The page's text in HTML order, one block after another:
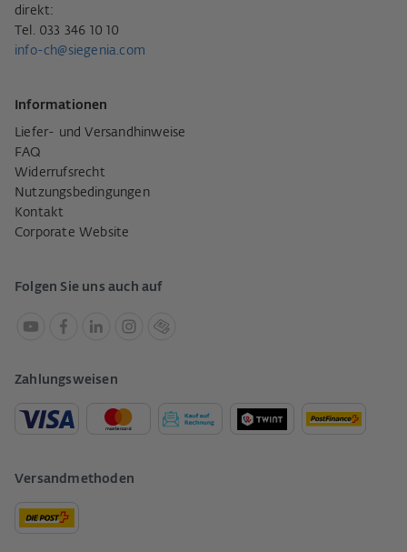
direkt:
Tel. 033 346 10 10
info-ch@siegenia.com
Informationen
Liefer- und Versandhinweise
FAQ
Widerrufsrecht
Nutzungsbedingungen
Kontakt
Corporate Website
Folgen Sie uns auch auf
Zahlungsweisen
Versandmethoden